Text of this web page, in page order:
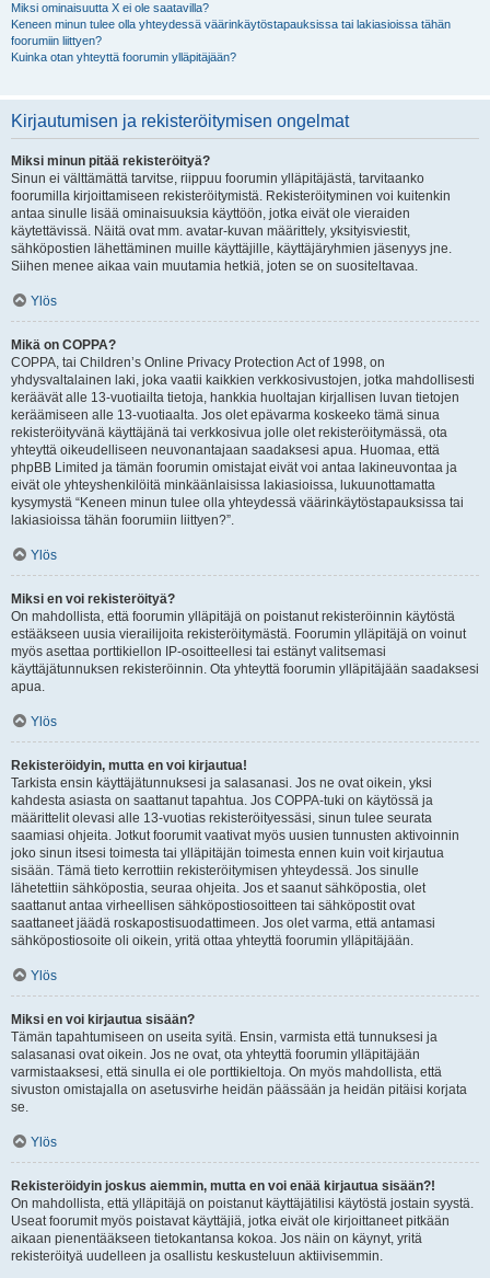
Miksi ominaisuutta X ei ole saatavilla?
Keneen minun tulee olla yhteydessä väärinkäytöstapauksissa tai lakiasioissa tähän
foorumiin liittyen?
Kuinka otan yhteyttä foorumin ylläpitäjään?
Kirjautumisen ja rekisteröitymisen ongelmat
Miksi minun pitää rekisteröityä?
Sinun ei välttämättä tarvitse, riippuu foorumin ylläpitäjästä, tarvitaanko
foorumilla kirjoittamiseen rekisteröitymistä. Rekisteröityminen voi kuitenkin
antaa sinulle lisää ominaisuuksia käyttöön, jotka eivät ole vieraiden
käytettävissä. Näitä ovat mm. avatar-kuvan määrittely, yksityisviestit,
sähköpostien lähettäminen muille käyttäjille, käyttäjäryhmien jäsenyys jne.
Siihen menee aikaa vain muutamia hetkiä, joten se on suositeltavaa.
Ylös
Mikä on COPPA?
COPPA, tai Children’s Online Privacy Protection Act of 1998, on
yhdysvaltalainen laki, joka vaatii kaikkien verkkosivustojen, jotka mahdollisesti
keräävät alle 13-vuotiailta tietoja, hankkia huoltajan kirjallisen luvan tietojen
keräämiseen alle 13-vuotiaalta. Jos olet epävarma koskeeko tämä sinua
rekisteröityvänä käyttäjänä tai verkkosivua jolle olet rekisteröitymässä, ota
yhteyttä oikeudelliseen neuvonantajaan saadaksesi apua. Huomaa, että
phpBB Limited ja tämän foorumin omistajat eivät voi antaa lakineuvontaa ja
eivät ole yhteyshenkilöitä minkäänlaisissa lakiasioissa, lukuunottamatta
kysymystä “Keneen minun tulee olla yhteydessä väärinkäytöstapauksissa tai
lakiasioissa tähän foorumiin liittyen?”.
Ylös
Miksi en voi rekisteröityä?
On mahdollista, että foorumin ylläpitäjä on poistanut rekisteröinnin käytöstä
estääkseen uusia vierailijoita rekisteröitymästä. Foorumin ylläpitäjä on voinut
myös asettaa porttikiellon IP-osoitteellesi tai estänyt valitsemasi
käyttäjätunnuksen rekisteröinnin. Ota yhteyttä foorumin ylläpitäjään saadaksesi
apua.
Ylös
Rekisteröidyin, mutta en voi kirjautua!
Tarkista ensin käyttäjätunnuksesi ja salasanasi. Jos ne ovat oikein, yksi
kahdesta asiasta on saattanut tapahtua. Jos COPPA-tuki on käytössä ja
määrittelit olevasi alle 13-vuotias rekisteröityessäsi, sinun tulee seurata
saamiasi ohjeita. Jotkut foorumit vaativat myös uusien tunnusten aktivoinnin
joko sinun itsesi toimesta tai ylläpitäjän toimesta ennen kuin voit kirjautua
sisään. Tämä tieto kerrottiin rekisteröitymisen yhteydessä. Jos sinulle
lähetettiin sähköpostia, seuraa ohjeita. Jos et saanut sähköpostia, olet
saattanut antaa virheellisen sähköpostiosoitteen tai sähköpostit ovat
saattaneet jäädä roskapostisuodattimeen. Jos olet varma, että antamasi
sähköpostiosoite oli oikein, yritä ottaa yhteyttä foorumin ylläpitäjään.
Ylös
Miksi en voi kirjautua sisään?
Tämän tapahtumiseen on useita syitä. Ensin, varmista että tunnuksesi ja
salasanasi ovat oikein. Jos ne ovat, ota yhteyttä foorumin ylläpitäjään
varmistaaksesi, että sinulla ei ole porttikieltoja. On myös mahdollista, että
sivuston omistajalla on asetusvirhe heidän päässään ja heidän pitäisi korjata
se.
Ylös
Rekisteröidyin joskus aiemmin, mutta en voi enää kirjautua sisään?!
On mahdollista, että ylläpitäjä on poistanut käyttäjätilisi käytöstä jostain syystä.
Useat foorumit myös poistavat käyttäjiä, jotka eivät ole kirjoittaneet pitkään
aikaan pienentääkseen tietokantansa kokoa. Jos näin on käynyt, yritä
rekisteröityä uudelleen ja osallistu keskusteluun aktiivisemmin.